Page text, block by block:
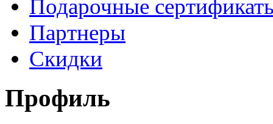
Подарочные
Партнеры
Скидки
Профиль